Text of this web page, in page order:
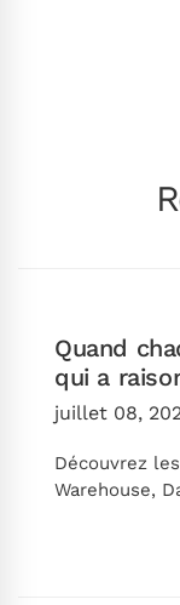
Quand
qui a
juillet 08,
Découvrez
Warehouse,